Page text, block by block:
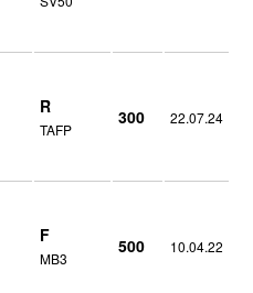
R
TAFP
300 22.07.24
F
MB3
500 10.04.22